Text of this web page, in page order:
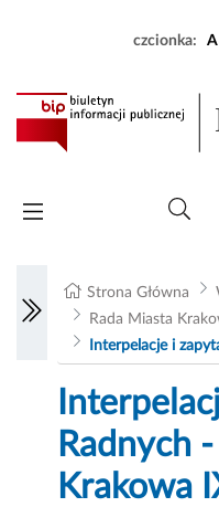
czcionka: A
Strona Główna
Rada Miasta
Interpelacje i
Radnych
Krakowa